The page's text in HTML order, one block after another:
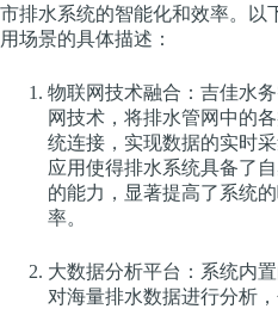
市排水系统的智能化和效率。以
用场景的具体描述：
物联网技术融合：吉佳水
网技术，将排水管网中的
统连接，实现数据的实时
应用使得排水系统具备了
的能力，显著提高了系统
率。
大数据分析平台：系统内
对海量排水数据进行分析